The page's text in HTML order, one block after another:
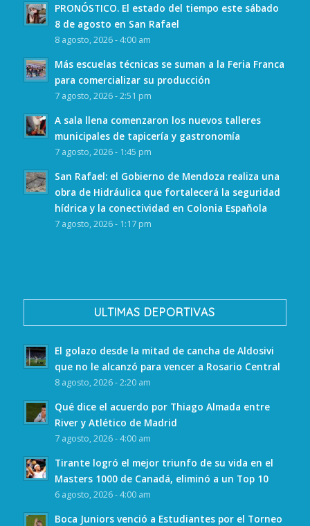
PRONÓSTICO. El estado del tiempo este sábado
8 de agosto en San Rafael
8 agosto, 2026 - 4:00 am
Más escuelas técnicas se suman a la Feria Franca
para comercializar su producción
7 agosto, 2026 - 2:51 pm
A sala llena comenzaron los nuevos talleres
municipales de tapicería y gastronomía
7 agosto, 2026 - 1:45 pm
San Rafael: el Gobierno de Mendoza realiza una
obra de Hidráulica que fortalecerá la seguridad
hídrica y la conectividad en Colonia Española
7 agosto, 2026 - 1:17 pm
ULTIMAS DEPORTIVAS
El golazo desde la mitad de cancha de Aldosivi
que no le alcanzó para vencer a Rosario Central
8 agosto, 2026 - 2:20 am
Qué dice el acuerdo por Thiago Almada entre
River y Atlético de Madrid
7 agosto, 2026 - 4:00 am
Tirante logró el mejor triunfo de su vida en el
Masters 1000 de Canadá, eliminó a un Top 10
6 agosto, 2026 - 4:00 am
Boca Juniors venció a Estudiantes por el Torneo